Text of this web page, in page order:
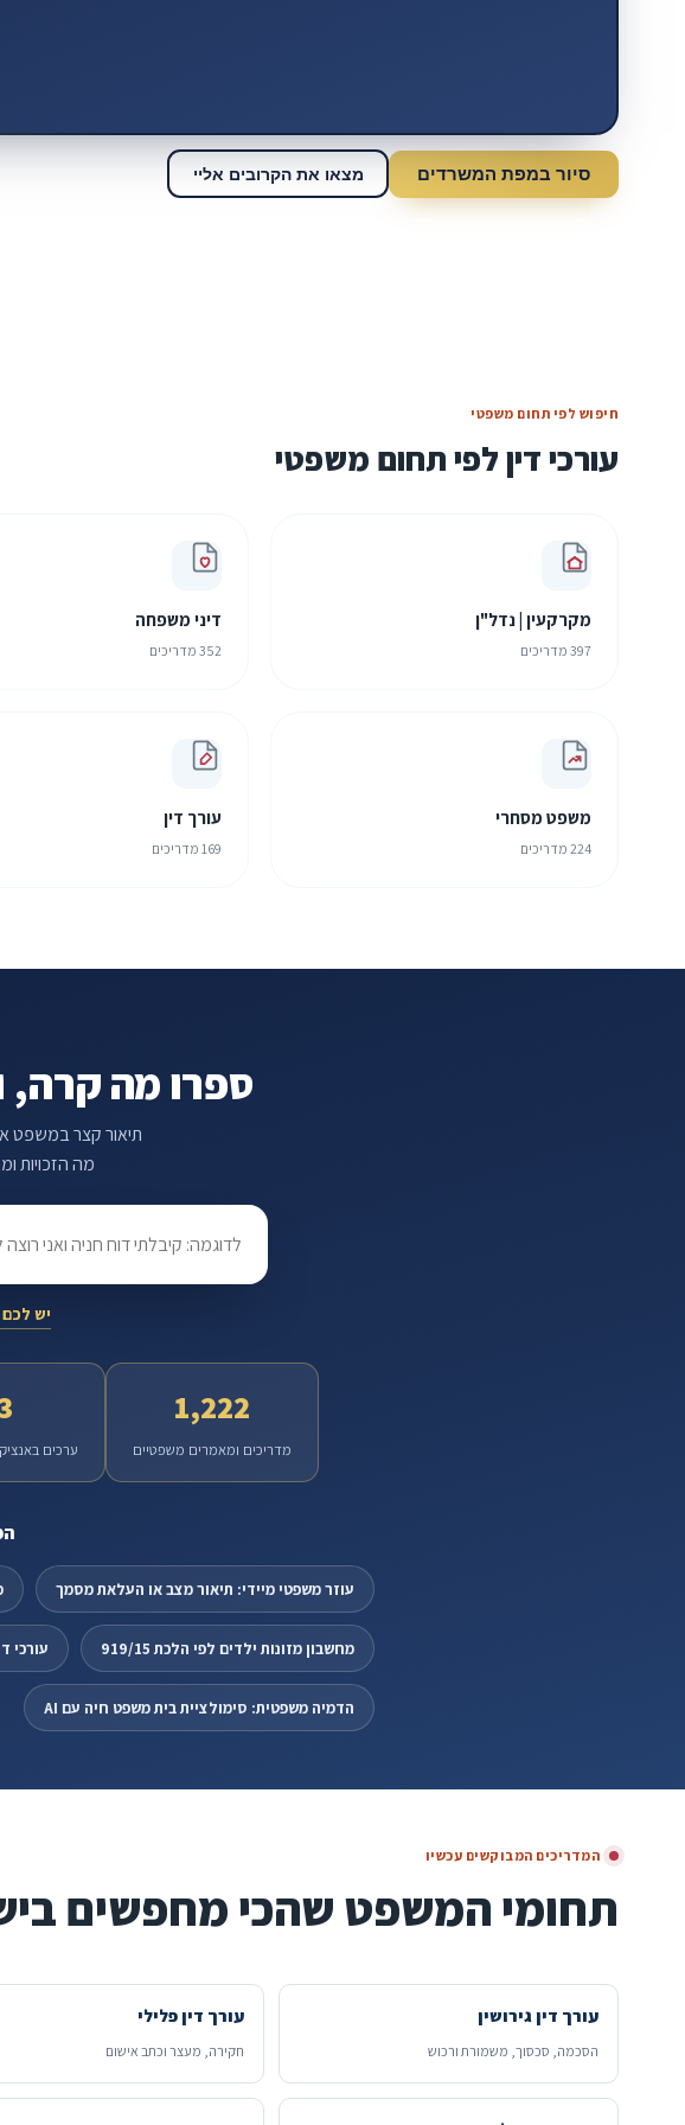
סיור במפת המשרדים מצאו את הקרובים אליי
חיפוש לפי תחום משפטי
עורכי דין לפי תחום משפטי
מקרקעין | נדל"ן
397 מדריכים
דיני משפחה
352 מדריכים
משפט מסחרי
224 מדריכים
עורך דין
169 מדריכים
ספרו מה קרה,
מה הזכויות
יש
1,222
מדריכים ומאמרים משפטיים ערכים
עוזר משפטי מיידי: תיאור מצב או העלאת מסמך
מחשבון מזונות ילדים לפי הלכת 919/15 עורכי
הדמיה משפטית: סימולציית בית משפט חיה עם AI
המדריכים המבוקשים עכשיו
תחומי המשפט שהכי מחפשים
עורך דין גירושין
הסכמה, סכסוך, משמורת ורכוש
עורך דין פלילי
חקירה, מעצר וכתב אישום